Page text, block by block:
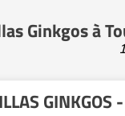
Ginkgos à